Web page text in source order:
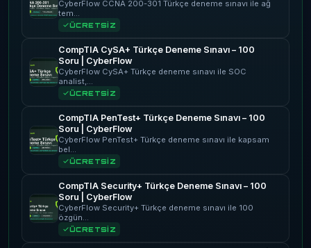
CyberFlow CCNA 200-301 Türkçe deneme sınavı ile ağ
tem…
ÜCRETSİZ
CompTIA CySA+ Türkçe Deneme Sınavı – 100
Soru | CyberFlow
CyberFlow CySA+ Türkçe deneme sınavı ile SOC
analist,…
ÜCRETSİZ
CompTIA PenTest+ Türkçe Deneme Sınavı – 100
Soru | CyberFlow
CyberFlow PenTest+ Türkçe deneme sınavı ile kapsam
bel…
ÜCRETSİZ
CompTIA Security+ Türkçe Deneme Sınavı – 100
Soru | CyberFlow
CyberFlow Security+ Türkçe deneme sınavı ile 100
özgün…
ÜCRETSİZ